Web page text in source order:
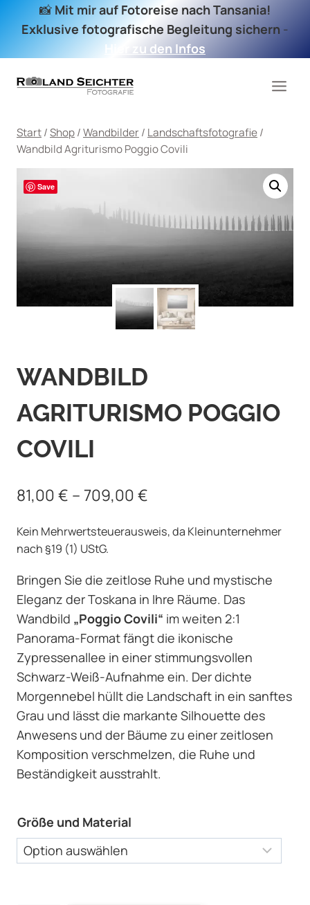
Inhalt
📸 Mit mir auf Fotoreise nach Tansania!
Exklusive fotografische Begleitung sichern -
Hier zu den Infos
Start/Shop/Wandbilder / Landschaftsfotografie/
Wandbild Agriturismo Poggio Covili
Save
WANDBILD
AGRITURISMO POGGIO
COVILI
81,00€ – 709,00€
Kein Mehrwertsteuerausweis, da Kleinunternehmer
nach §19 (1) UStG.
Bringen Sie die zeitlose Ruhe und mystische
Eleganz der Toskana in Ihre Räume. Das
Wandbild „Poggio Covili“ im weiten 2:1
Panorama-Format fängt die ikonische
Zypressenallee in einer stimmungsvollen
Schwarz-Weiß-Aufnahme ein. Der dichte
Morgennebel hüllt die Landschaft in ein sanftes
Grau und lässt die markante Silhouette des
Anwesens und der Bäume zu einer zeitlosen
Komposition verschmelzen, die Ruhe und
Beständigkeit ausstrahlt.
Größe und Material